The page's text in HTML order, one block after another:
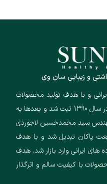
و زیبایی سان وی
و با هدف تولید محصولات
آرایشی، بهداشتی و زیبایی تخصصی در سال 1390 ثبت شد و بعدها به
سید محمدحسین لاجوردی
پاکان تبدیل شد و با هدف
ایرانی وارد بازار شد. هدف
با کیفیت سالم و اثرگذار